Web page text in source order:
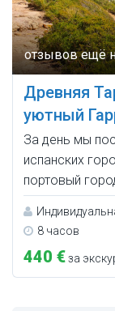
Древняя
уютный
За день мы
испанских
портовый
8 часов
440 €за